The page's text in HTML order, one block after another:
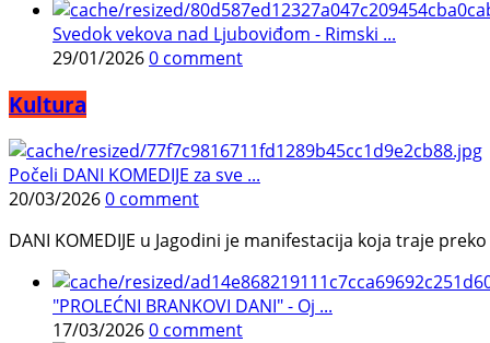
Svedok vekova nad Ljuboviđom - Rimski ...
29/01/20260 comment
Kultura
Počeli DANI KOMEDIJE za sve ...
20/03/20260 comment
DANI KOMEDIJE u Jagodini je manifestacija koja traje
"PROLEĆNI BRANKOVI DANI" - Oj ...
17/03/20260 comment